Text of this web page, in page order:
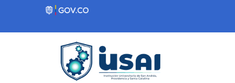
Contenido inicial